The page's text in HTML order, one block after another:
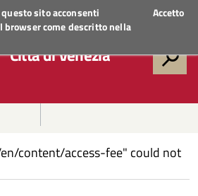
sito acconsenti
come descritto nella
Accetto
Città di Venezia
content/access-fee" could not